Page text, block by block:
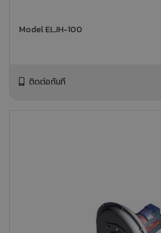
Model ELJH-100
ติดต่อทันที